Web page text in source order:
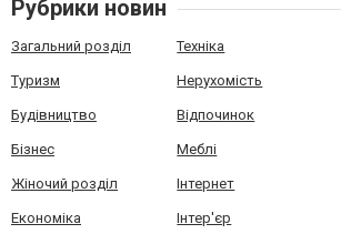
Рубрики новин
Загальний розділ Техніка
Туризм Нерухомість
Будівництво Відпочинок
Бізнес Меблі
Жіночий розділ Інтернет
Економіка Інтер'єр